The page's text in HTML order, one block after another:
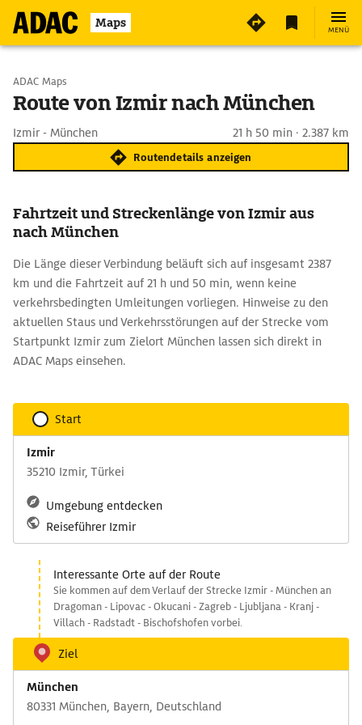
Maps MENÜ
Start wählen
ADAC Maps
Route von Izmir nach München
Izmir - München 21 h 50 min · 2.387 km
Routendetails anzeigen
Fahrtzeit und Streckenlänge von Izmir aus
nach München
Die Länge dieser Verbindung beläuft sich auf insgesamt 2387
km und die Fahrtzeit auf 21 h und 50 min, wenn keine
verkehrsbedingten Umleitungen vorliegen. Hinweise zu den
aktuellen Staus und Verkehrsstörungen auf der Strecke vom
Startpunkt Izmir zum Zielort München lassen sich direkt in
ADAC Maps einsehen.
Start
Izmir
35210 Izmir, Türkei
Umgebung entdecken
Reiseführer Izmir
Interessante Orte auf der Route
Sie kommen auf dem Verlauf der Strecke Izmir - München an
Dragoman - Lipovac - Okucani - Zagreb - Ljubljana - Kranj -
Villach - Radstadt - Bischofshofen vorbei.
Ziel
München
80331 München, Bayern, Deutschland